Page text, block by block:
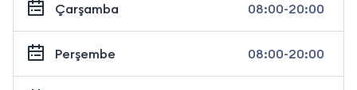
Çarşamba 08:00-20:00
Perşembe 08:00-20:00